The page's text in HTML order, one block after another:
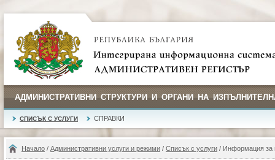
АДМИНИСТРАТИВНИ СТРУКТУРИ И ОРГАНИ НА
СПИСЪК С УСЛУГИ СПРАВКИ
Начало / Административни услуги и режими / Списък с услуги / Информация за